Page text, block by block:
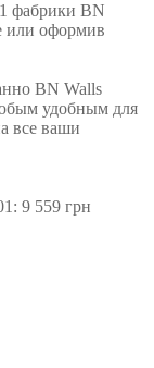
фабрики BN
или оформив
BN Walls
удобным для
все ваши
9 559 грн